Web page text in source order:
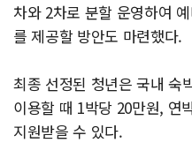
차와 2차로 분할 운영하여
를 제공할 방안도 마련했다.
최종 선정된 청년은 국내 숙
이용할 때 1박당 20만원, 연
지원받을 수 있다.